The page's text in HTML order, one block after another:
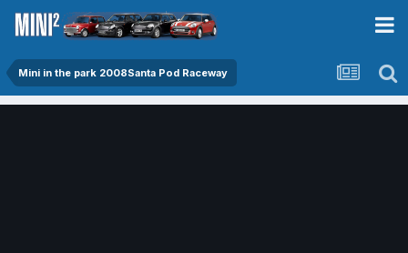
Mini in the park 2008Santa Pod Raceway